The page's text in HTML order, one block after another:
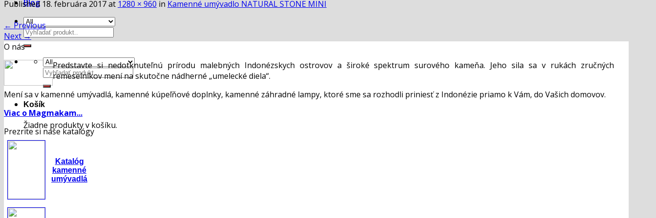
Blog
Hľadať:
Hľadať:
Košík
Žiadne produkty v košíku.
Published 18. februára 2017at 1280 × 960 in Kamenné umývadlo NATURAL STONE MINI
← Previous
Next→
O nás
Predstavte si nedotknuteľnú prírodu malebných Indonézskych ostrovov a široké spektrum surového kameňa. Jeho sila sa v rukách zručných
remeselníkov mení na skutočne nádherné „umelecké diela“.
Mení sa v kamenné umývadlá, kamenné kúpeľňové doplnky, kamenné záhradné lampy, ktoré sme sa rozhodli priniesť z Indonézie priamo k Vám, do Vašich domovov.
Viac o Magmakam...
Prezrite si naše katalógy
Katalóg
kamenné
umývadlá